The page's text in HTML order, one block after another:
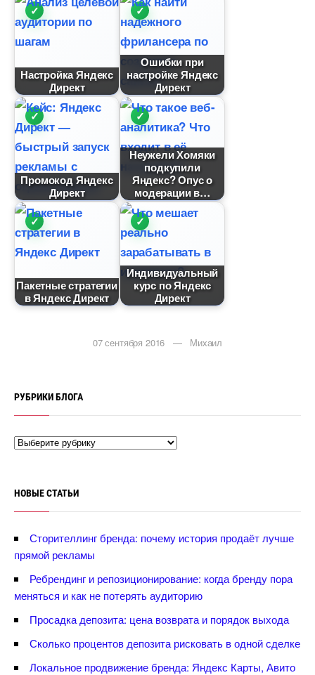
Настройка Яндекс
Директ
Ошибки при
настройке Яндекс
Директ
Промокод Яндекс
Директ
Неужели Хомяки
подкупили
Яндекс? Опус о
модерации
Пакетные стратегии
Яндекс Директ
Индивидуальный
курс по Яндекс
Директ
07 сентября 2016 — Михаил
РУБРИКИ БЛОГА
НОВЫЕ СТАТЬИ
Сторителлинг бренда: почему история продаёт лучше
прямой рекламы
Ребрендинг и репозиционирование: когда бренду пора
меняться и как не потерять аудиторию
Просадка депозита: цена возврата и порядок выхода
Сколько процентов депозита рисковать в одной сделке
Локальное продвижение бренда: Яндекс Карты, Авито